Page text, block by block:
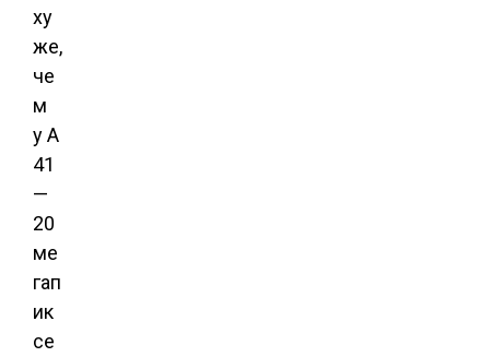
ху
же,
че
м
у A
41
—
20
ме
гап
ик
се